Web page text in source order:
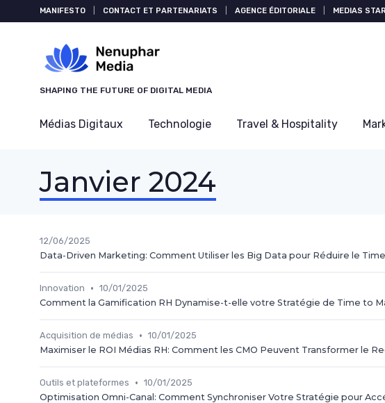
MANIFESTO CONTACT ET PARTENARIATS AGENCE ÉDITORIALE MEDIAS
SHAPING THE FUTURE OF DIGITAL MEDIA
Médias Digitaux Technologie Travel & Hospitality
Janvier 2024
12/06/2025
Data-Driven Marketing: Comment Utiliser les Big Data pour Réduire le
Innovation • 10/01/2025
Comment la Gamification RH Dynamise-t-elle votre Stratégie de Time to
Acquisition de médias • 10/01/2025
Maximiser le ROI Médias RH: Comment les CMO Peuvent Transformer le
Outils et plateformes • 10/01/2025
Optimisation Omni-Canal: Comment Synchroniser Votre Stratégie pour
Panneau de gestion des cookies